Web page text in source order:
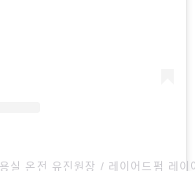
온전 유진원장 / 레이어드펌 레